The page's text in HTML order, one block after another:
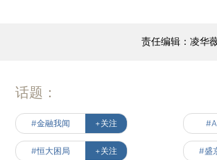
责任编辑：凌华
话题：
#金融我闻 +关注
#恒大困局 +关注 #盛